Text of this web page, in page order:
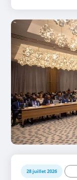
28 juillet 2026